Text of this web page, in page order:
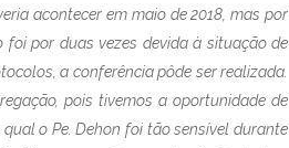
acontecer em maio de 2018, mas por
foi por duas vezes devida à situação de
a conferência pôde ser realizada.
pois tivemos a oportunidade de
o Pe. Dehon foi tão sensível durante